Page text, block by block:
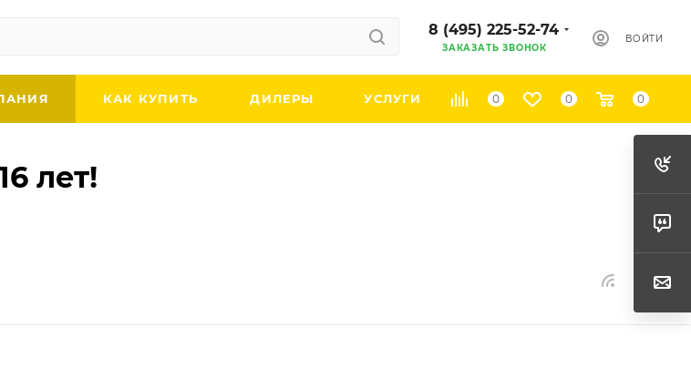
8 (495) 225-52-74
ЗАКАЗАТЬ ЗВОНОК
ВОЙТИ
0 0 0
КАК КУПИТЬ ДИЛЕРЫ УСЛУГИ
лет!